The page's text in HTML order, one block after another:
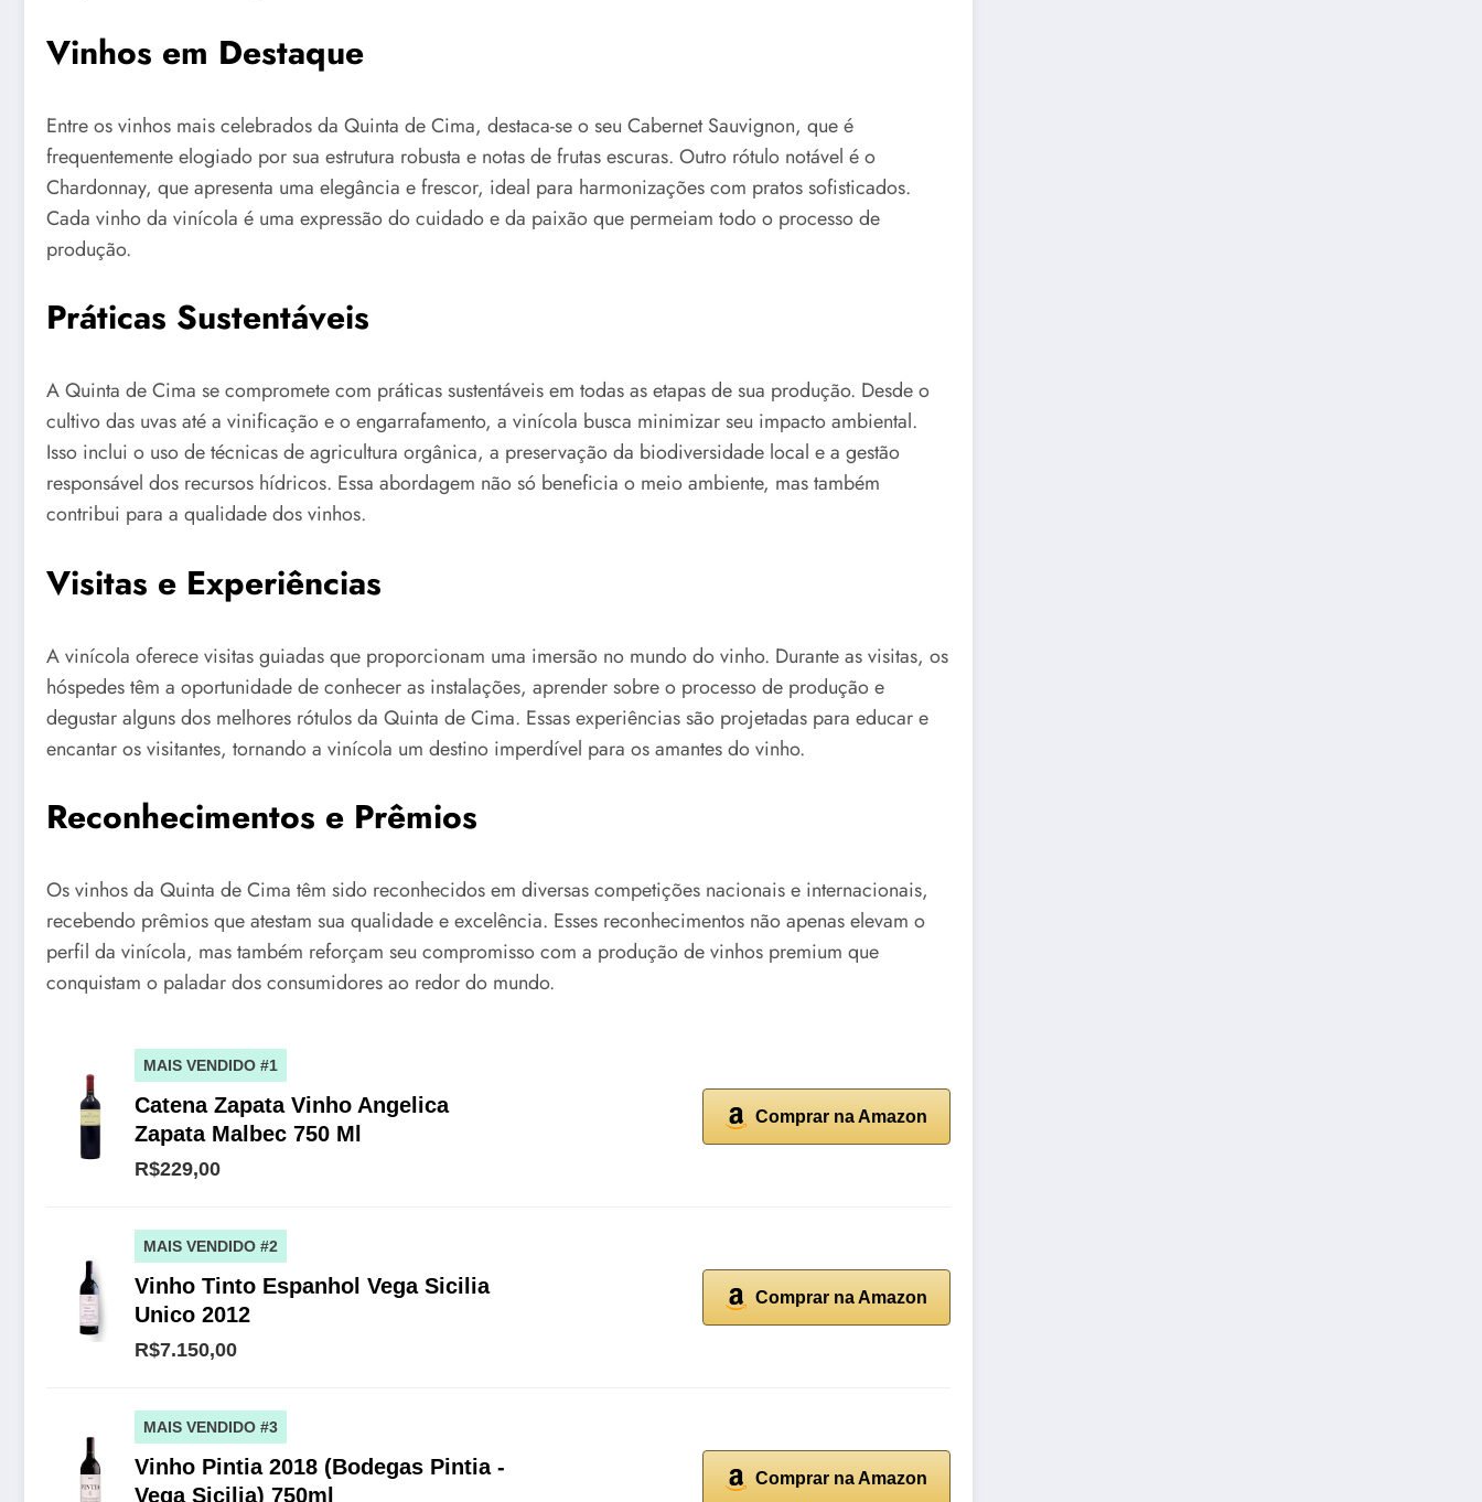
Vinhos em Destaque
Entre os vinhos mais celebrados da Quinta de Cima, destaca-se o seu Cabernet Sauvignon, que é
frequentemente elogiado por sua estrutura robusta e notas de frutas escuras. Outro rótulo notável é o
Chardonnay, que apresenta uma elegância e frescor, ideal para harmonizações com pratos sofisticados.
Cada vinho da vinícola é uma expressão do cuidado e da paixão que permeiam todo o processo de
produção.
Práticas Sustentáveis
A Quinta de Cima se compromete com práticas sustentáveis em todas as etapas de sua produção. Desde o
cultivo das uvas até a vinificação e o engarrafamento, a vinícola busca minimizar seu impacto ambiental.
Isso inclui o uso de técnicas de agricultura orgânica, a preservação da biodiversidade local e a gestão
responsável dos recursos hídricos. Essa abordagem não só beneficia o meio ambiente, mas também
contribui para a qualidade dos vinhos.
Visitas e Experiências
A vinícola oferece visitas guiadas que proporcionam uma imersão no mundo do vinho. Durante as visitas, os
hóspedes têm a oportunidade de conhecer as instalações, aprender sobre o processo de produção e
degustar alguns dos melhores rótulos da Quinta de Cima. Essas experiências são projetadas para educar e
encantar os visitantes, tornando a vinícola um destino imperdível para os amantes do vinho.
Reconhecimentos e Prêmios
Os vinhos da Quinta de Cima têm sido reconhecidos em diversas competições nacionais e internacionais,
recebendo prêmios que atestam sua qualidade e excelência. Esses reconhecimentos não apenas elevam o
perfil da vinícola, mas também reforçam seu compromisso com a produção de vinhos premium que
conquistam o paladar dos consumidores ao redor do mundo.
MAIS VENDIDO #1
Catena Zapata Vinho Angelica
Zapata Malbec 750 Ml
R$229,00
Comprar na Amazon
MAIS VENDIDO #2
Vinho Tinto Espanhol Vega Sicilia
Unico 2012
R$7.150,00
Comprar na Amazon
MAIS VENDIDO #3
Vinho Pintia 2018 (Bodegas Pintia -
Vega Sicilia) 750ml
Comprar na Amazon